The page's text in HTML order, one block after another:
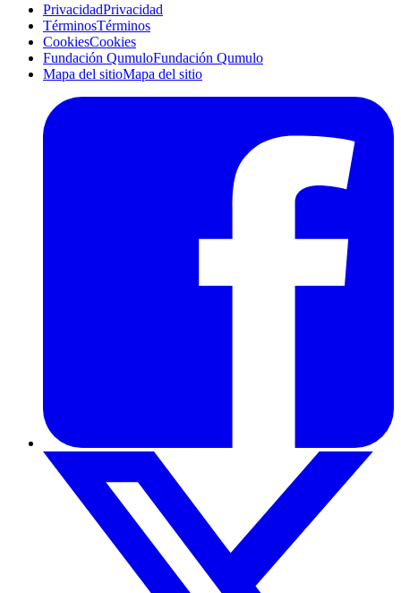
PrivacidadPrivacidad
TérminosTérminos
CookiesCookies
Fundación QumuloFundación Qumulo
Mapa del sitioMapa del sitio